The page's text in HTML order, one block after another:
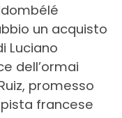
un acquisto
Luciano
dell’ormai
promesso
francese